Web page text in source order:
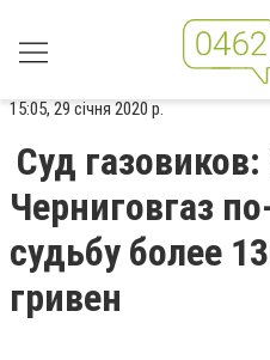
15:05, 29 січня 2020 р.
Суд
Черниговгаз
судьбу более
гривен